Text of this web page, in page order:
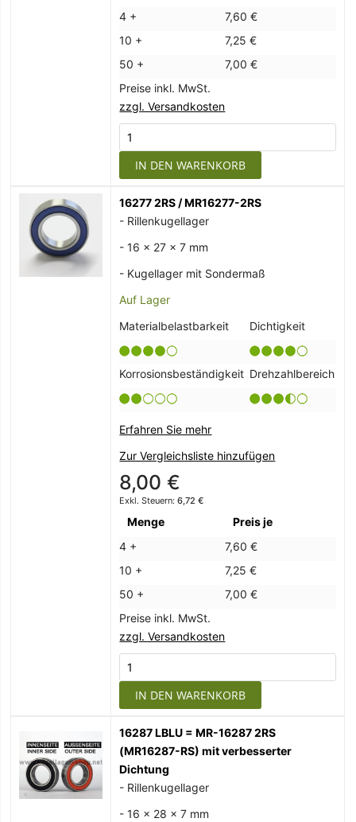
4 +
7,60 €
10 +
7,25 €
50 +
7,00 €
Preise inkl. MwSt.
zzgl. Versandkosten
IN DEN WARENKORB
16277 2RS / MR16277-2RS
- Rillenkugellager
- 16 x 27 x 7 mm
- Kugellager mit Sondermaß
Auf Lager
Materialbelastbarkeit
Dichtigkeit
Korrosionsbeständigkeit Drehzahlbereich
Erfahren Sie mehr
Zur Vergleichsliste hinzufügen
8,00 €
6,72 €
Menge
Preis je
4 +
7,60 €
10 +
7,25 €
50 +
7,00 €
Preise inkl. MwSt.
zzgl. Versandkosten
IN DEN WARENKORB
16287 LBLU = MR-16287 2RS
(MR16287-RS) mit verbesserter
Dichtung
- Rillenkugellager
- 16 x 28 x 7 mm